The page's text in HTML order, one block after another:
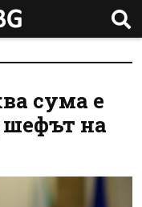
сума е
шефът на